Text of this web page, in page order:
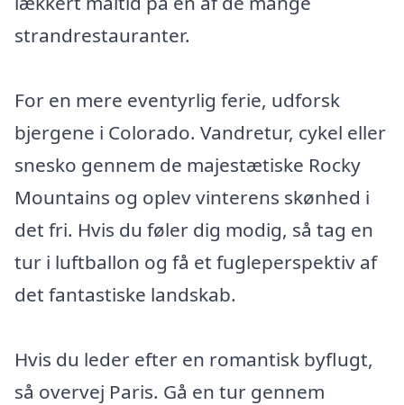
strandrestauranter.
For en mere eventyrlig ferie, udforsk
bjergene i Colorado. Vandretur, cykel eller
snesko gennem de majestætiske Rocky
Mountains og oplev vinterens skønhed i
det fri. Hvis du føler dig modig, så tag en
tur i luftballon og få et fugleperspektiv af
det fantastiske landskab.
Hvis du leder efter en romantisk byflugt,
så overvej Paris. Gå en tur gennem